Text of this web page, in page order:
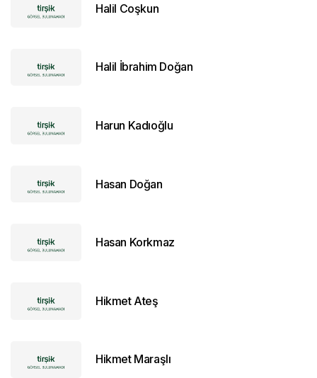
Halil Coşkun
Halil İbrahim Doğan
Harun Kadıoğlu
Hasan Doğan
Hasan Korkmaz
Hikmet Ateş
Hikmet Maraşlı